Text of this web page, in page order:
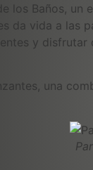
los Baños,
da vida a las
y
una